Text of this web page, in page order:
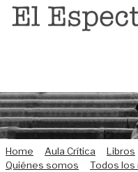
Saltar
Home Aula Crítica Libros
Quiénes somos
Todos los